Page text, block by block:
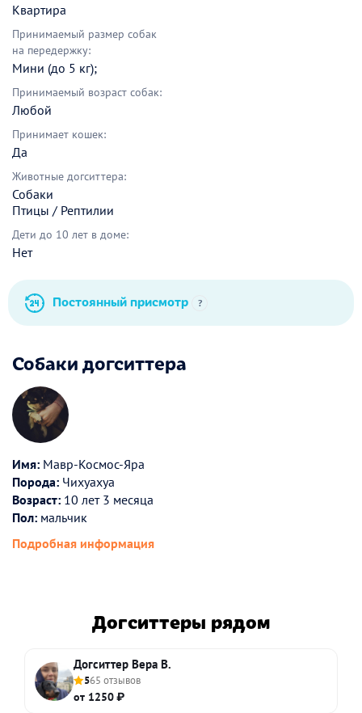
Квартира
Принимаемый размер собак
на передержку:
Мини (до 5 кг);
Принимаемый возраст собак:
Любой
Принимает кошек:
Да
Животные догситтера:
Собаки
Птицы / Рептилии
Дети до 10 лет в доме:
Нет
Постоянный присмотр ?
Собаки догситтера
Имя: Мавр-Космос-Яра
Порода: Чихуахуа
Возраст: 10 лет 3 месяца
Пол: мальчик
Подробная информация
Догситтеры рядом
Догситтер Вера В.
565 отзывов
от 1250 ₽